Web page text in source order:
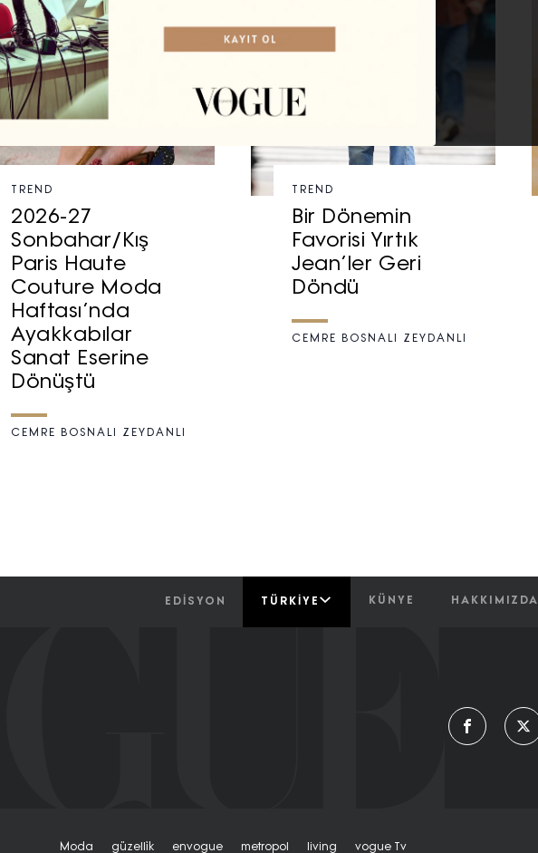
TREND
2026-27
Sonbahar/Kış
Paris Haute
Couture Moda
Haftası’nda
Ayakkabılar
Sanat Eserine
Dönüştü
CEMRE BOSNALI ZEYDANLI
TREND
Bir Dönemin
Favorisi Yırtık
Jean’ler Geri
Döndü
CEMRE BOSNALI ZEYDANLI
EDİSYON TÜRKIYE KÜNYE HAKKIMIZDA
Moda Güzelli̇k Envogue Metropol Living Vogue Tv